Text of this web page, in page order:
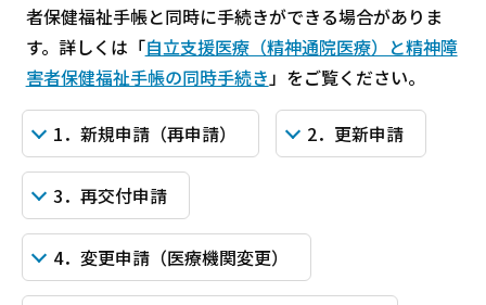
者保健福祉手帳と同時に手続きができる場合がありま
す。詳しくは「自立支援医療（精神通院医療）と精神障
害者保健福祉手帳の同時手続き 」をご覧ください。
1．新規申請（再申請） 2．更新申請
3．再交付申請
4．変更申請（医療機関変更）